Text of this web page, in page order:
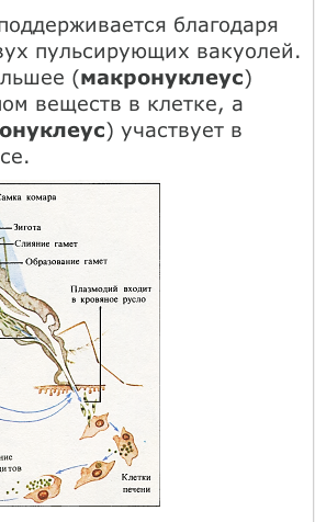
благодаря
пульсирующих вакуолей.
(макронуклеус)
веществ в клетке, а
) участвует в